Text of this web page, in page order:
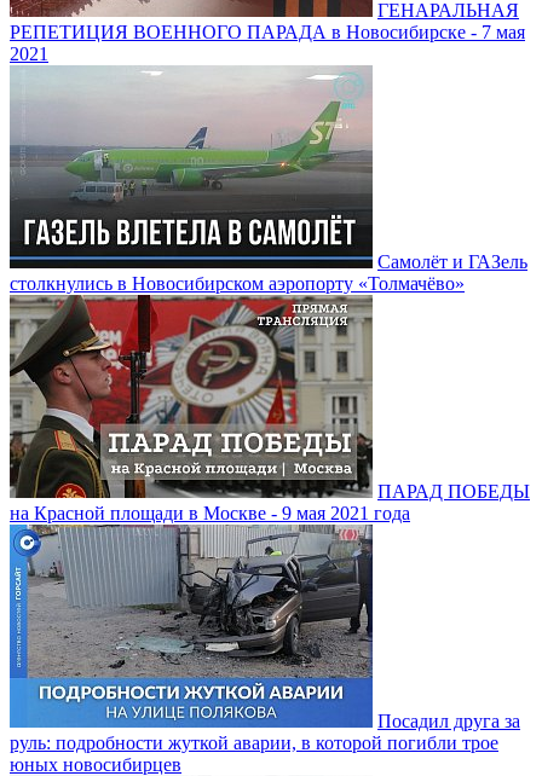
ГЕНАРАЛЬНАЯ
РЕПЕТИЦИЯ ВОЕННОГО ПАРАДА в Новосибирске - 7 мая
2021
Самолёт и ГАЗель
столкнулись в Новосибирском аэропорту «Толмачёво»
ПАРАД ПОБЕДЫ
на Красной площади в Москве - 9 мая 2021 года
Посадил друга за
руль: подробности жуткой аварии, в которой погибли трое
юных новосибирцев